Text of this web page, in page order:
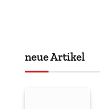
neue Artikel